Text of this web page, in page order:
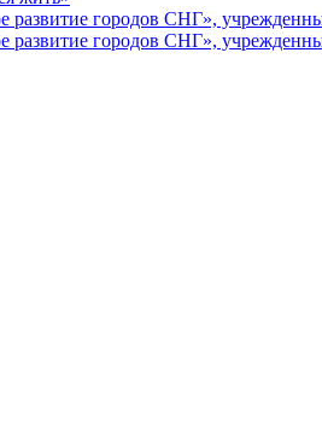
городов СНГ»,
городов СНГ»,